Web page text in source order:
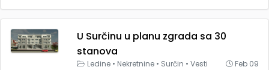
U Surčinu u planu zgrada sa 30
stanova
Ledine • Nekretnine • Surčin • Vesti Feb 09